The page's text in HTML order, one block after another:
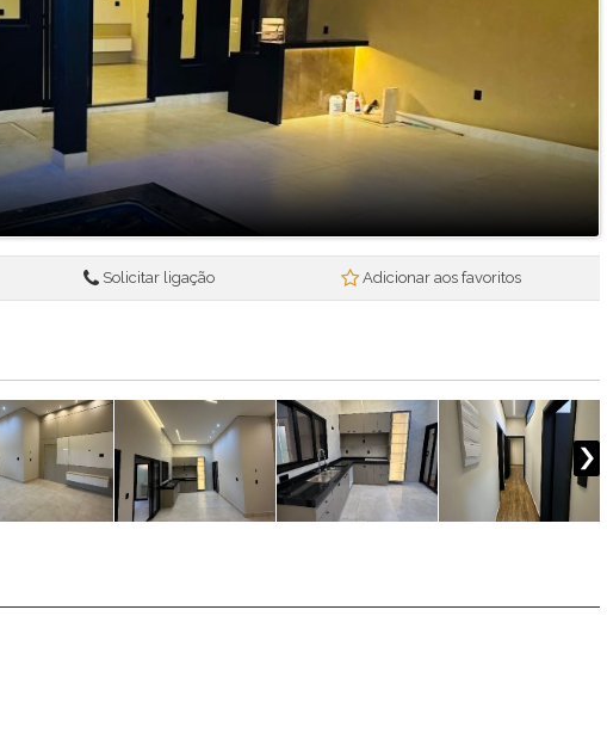
Solicitar ligação Adicionar aos favoritos